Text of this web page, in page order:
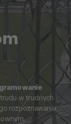
trudu w trudnych
rozpoznawania